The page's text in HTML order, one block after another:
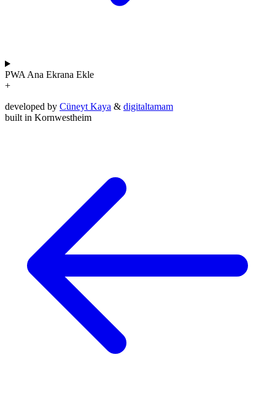
PWA Ana Ekrana Ekle
+
developed by Cüneyt Kaya & digitaltamam
built in Kornwestheim